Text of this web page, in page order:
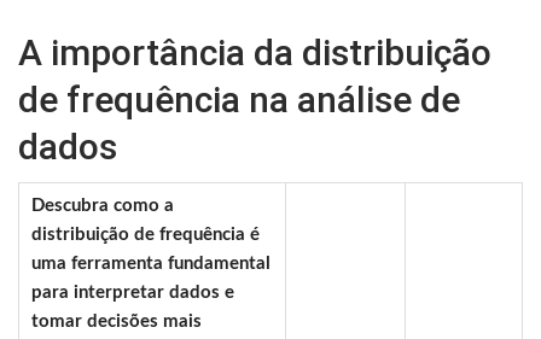
A importância da distribuição
de frequência na análise de
dados
Descubra como a
distribuição de frequência é
uma ferramenta fundamental
para interpretar dados e
tomar decisões mais